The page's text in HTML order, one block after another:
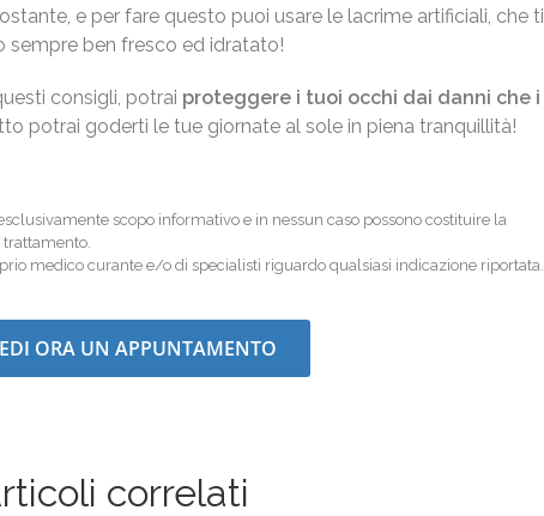
e per fare questo puoi usare le lacrime artificiali, che ti
sempre ben fresco ed idratato!
consigli, potrai proteggere i tuoi occhi dai danni che i
potrai goderti le tue giornate al sole in piena tranquillità!
scopo informativo e in nessun caso possono costituire la
medico curante e/o di specialisti riguardo qualsiasi indicazione riportata.
ORA UN APPUNTAMENTO
correlati